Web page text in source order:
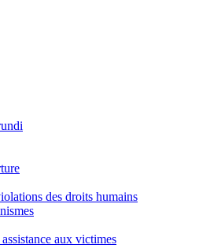
des droits humains
aux victimes